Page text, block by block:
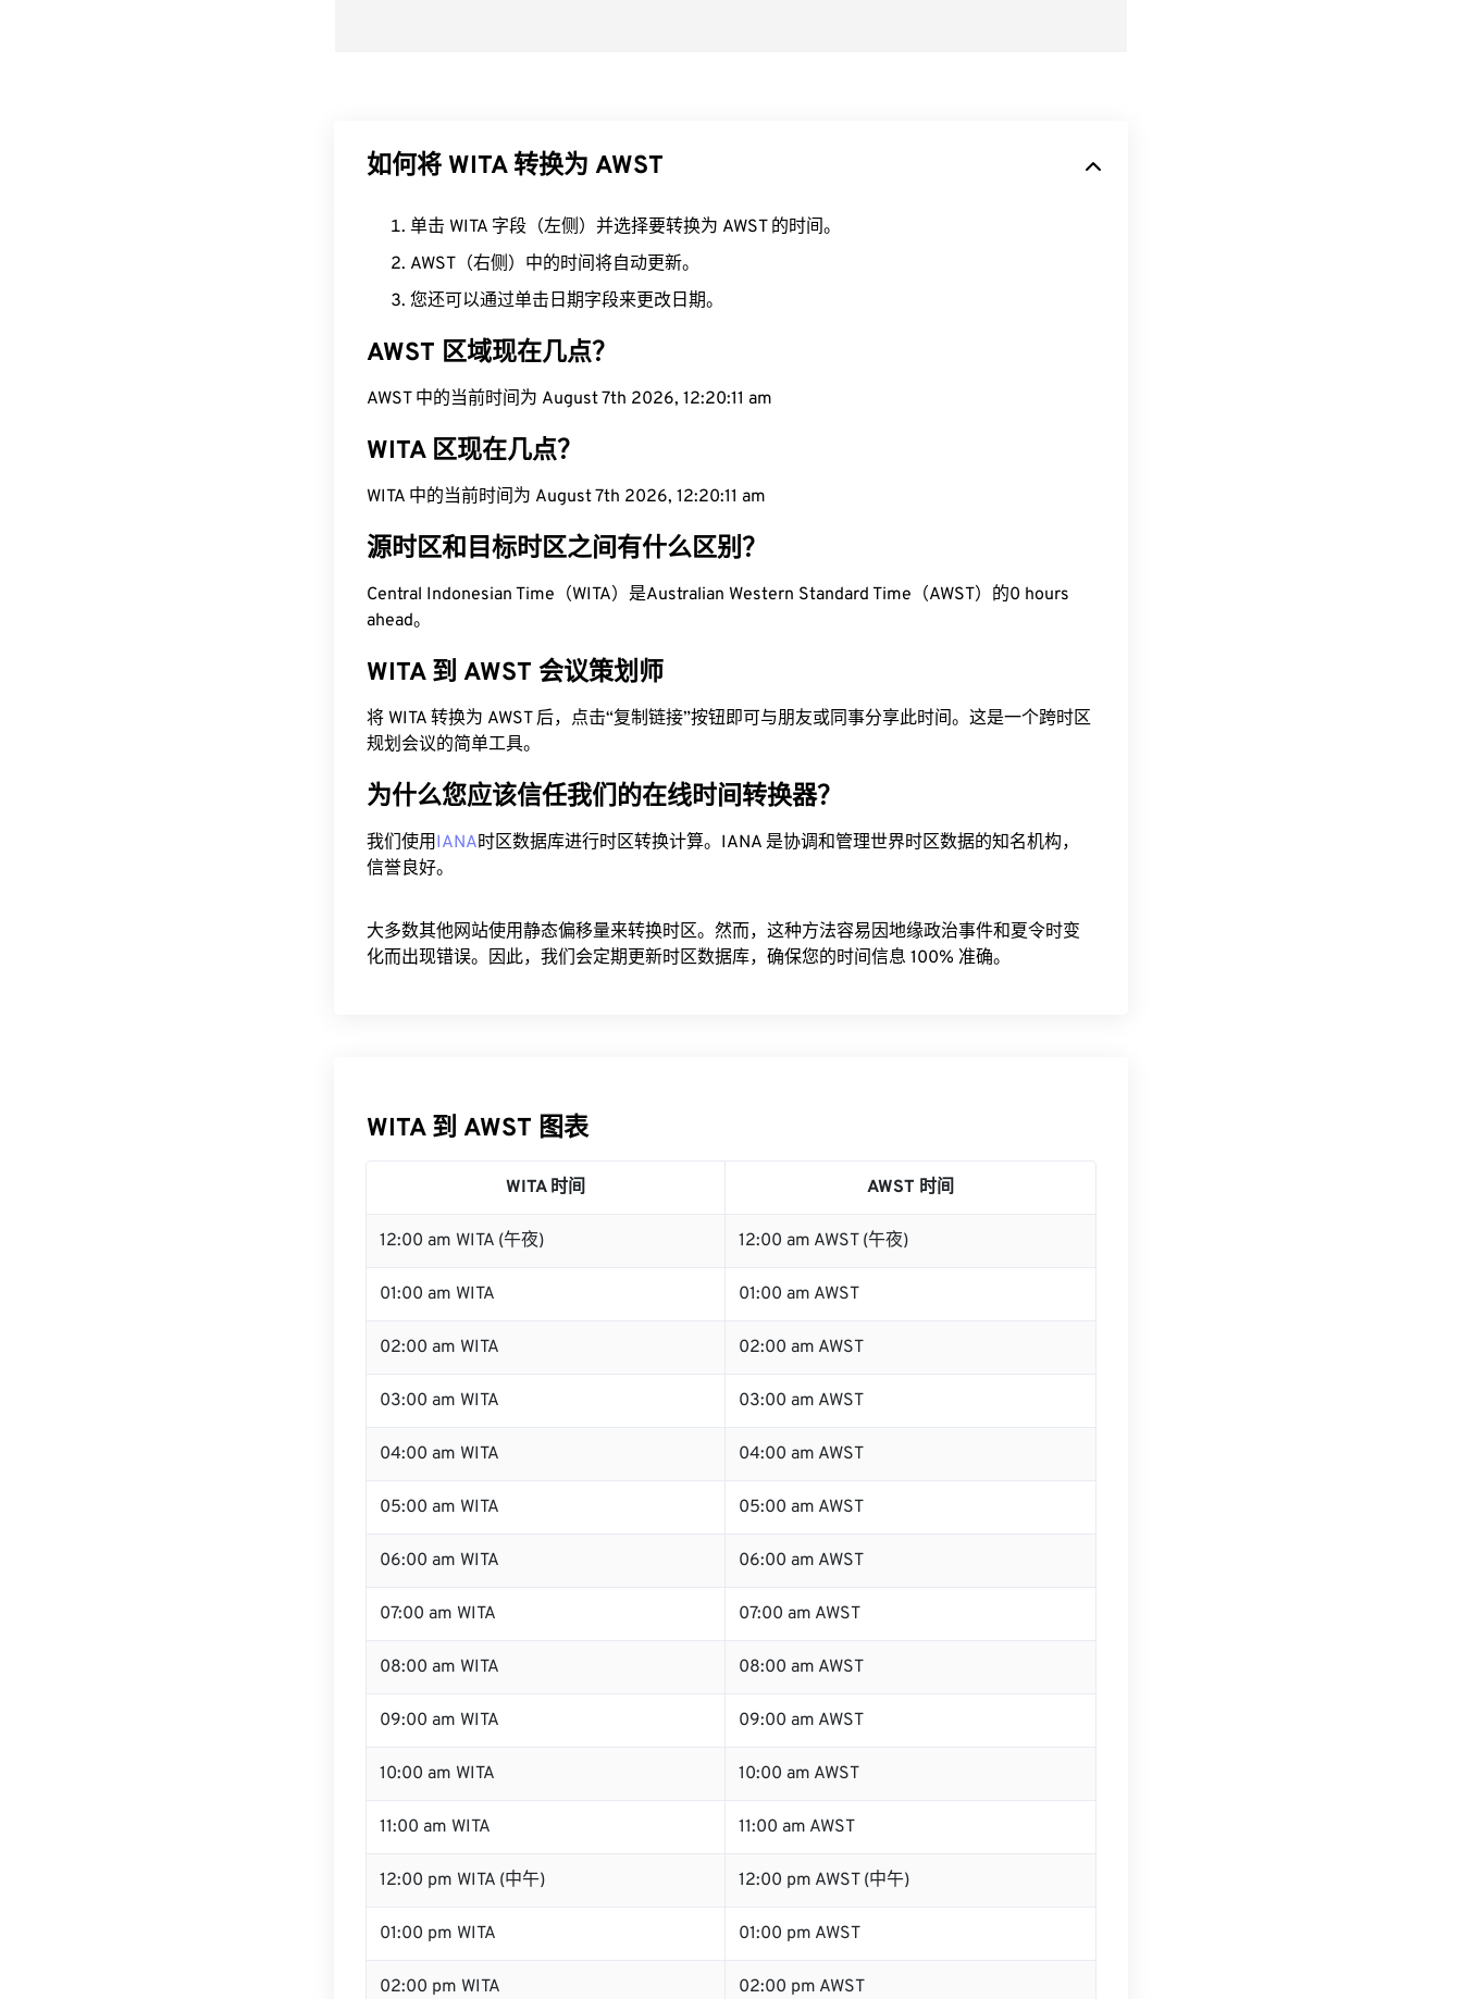
如何将 WITA 转换为 AWST
单击 WITA 字段（左侧）并选择要转换为 AWST 的时间。
AWST（右侧）中的时间将自动更新。
您还可以通过单击日期字段来更改日期。
AWST 区域现在几点？
AWST 中的当前时间为 August 7th 2026, 12:20:12 am
WITA 区现在几点？
WITA 中的当前时间为 August 7th 2026, 12:20:12 am
源时区和目标时区之间有什么区别？
Central Indonesian Time（WITA）是Australian Western Standard Time（AWST）的0 hours
ahead。
WITA 到 AWST 会议策划师
将 WITA 转换为 AWST 后，点击“复制链接”按钮即可与朋友或同事分享此时间。这是一个跨时区
规划会议的简单工具。
为什么您应该信任我们的在线时间转换器？
我们使用IANA时区数据库进行时区转换计算。IANA 是协调和管理世界时区数据的知名机构，
信誉良好。
大多数其他网站使用静态偏移量来转换时区。然而，这种方法容易因地缘政治事件和夏令时变
化而出现错误。因此，我们会定期更新时区数据库，确保您的时间信息 100% 准确。
WITA 到 AWST 图表
WITA 时间 AWST 时间
12:00 am WITA (午夜) 12:00 am AWST (午夜)
01:00 am WITA 01:00 am AWST
02:00 am WITA 02:00 am AWST
03:00 am WITA 03:00 am AWST
04:00 am WITA 04:00 am AWST
05:00 am WITA 05:00 am AWST
06:00 am WITA 06:00 am AWST
07:00 am WITA 07:00 am AWST
08:00 am WITA 08:00 am AWST
09:00 am WITA 09:00 am AWST
10:00 am WITA 10:00 am AWST
11:00 am WITA 11:00 am AWST
12:00 pm WITA (中午) 12:00 pm AWST (中午)
01:00 pm WITA 01:00 pm AWST
02:00 pm WITA 02:00 pm AWST